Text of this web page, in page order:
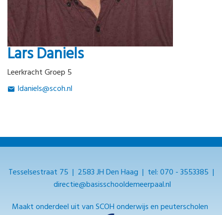
Lars Daniels
Leerkracht Groep 5
ldaniels@scoh.nl
Tesselsestraat 75 | 2583 JH Den Haag | tel:070 - 3553385 |
directie@basisschooldemeerpaal.nl
Maakt onderdeel uit van SCOH onderwijs en peuterscholen